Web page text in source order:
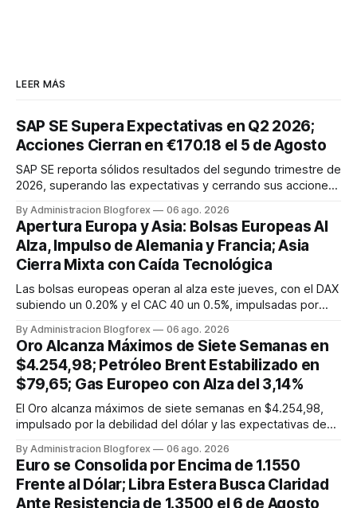
LEER MÁS
SAP SE Supera Expectativas en Q2 2026;
Acciones Cierran en €170.18 el 5 de Agosto
SAP SE reporta sólidos resultados del segundo trimestre de
2026, superando las expectativas y cerrando sus acciones
optimismo en el mercado europeo, con el EURO STOXX 50
en 6,486.7.
By Administracion Blogforex 06 ago. 2026
Apertura Europa y Asia: Bolsas Europeas Al
Alza, Impulso de Alemania y Francia; Asia
Cierra Mixta con Caída Tecnológica
Las bolsas europeas operan al alza este jueves, con el DAX
subiendo un 0.20% y el CAC 40 un 0.5%, impulsadas por
la actividad en la Eurozona. Asia cierra mixta; el Nikkei 225 y
el Hang Seng caen por la debilidad tecnológica, mientras
que...
By Administracion Blogforex 06 ago. 2026
Oro Alcanza Máximos de Siete Semanas en
$4.254,98; Petróleo Brent Estabilizado en
$79,65; Gas Europeo con Alza del 3,14%
El Oro alcanza máximos de siete semanas en $4.254,98,
impulsado por la debilidad del dólar y las expectativas de
WTI en $75,78, afectados por el acuerdo en Ormuz. El Gas
Natural europeo (TTF) sube un 3,14% a 54,05 EUR/MWh.
By Administracion Blogforex 06 ago. 2026
Euro se Consolida por Encima de 1.1550
Frente al Dólar; Libra Estera Busca Claridad
Ante Resistencia de 1.3500 el 6 de Agosto